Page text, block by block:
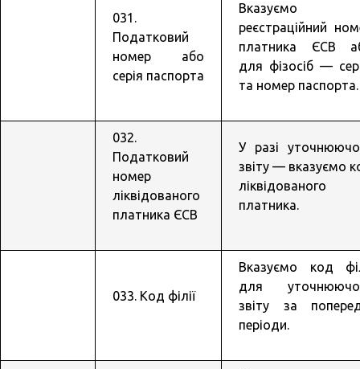
031.
Податковий
номер або
серія паспорта
Вказуємо
реєстраційний
платника ЄСВ
для фізосіб —
та номер паспорта.
032.
Податковий
номер
ліквідованого
платника ЄСВ
У разі
звіту — вказуємо
ліквідованого
платника.
033. Код філії
Вказуємо код
для
звіту за
періоди.